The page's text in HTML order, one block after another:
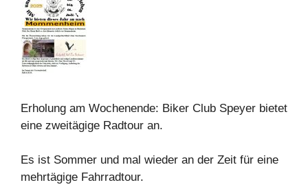
Erholung am Wochenende: Biker Club Speyer bietet
eine zweitägige Radtour an.
Es ist Sommer und mal wieder an der Zeit für eine
mehrtägige Fahrradtour.